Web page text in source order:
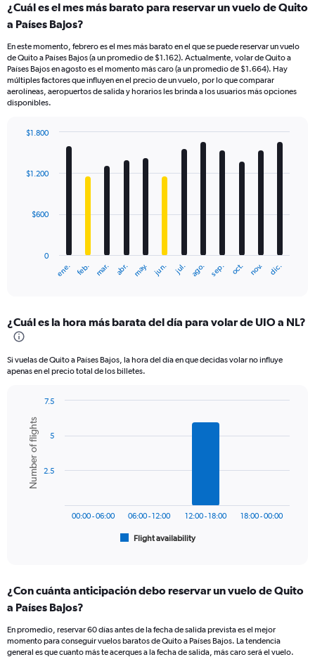
¿Cuál es el mes más barato para reservar un vuelo de Quito
a Países Bajos?
En este momento, febrero es el mes más barato en el que se puede reservar un vuelo
de Quito a Países Bajos (a un promedio de $1.162). Actualmente, volar de Quito a
Países Bajos en agosto es el momento más caro (a un promedio de $1.664). Hay
múltiples factores que influyen en el precio de un vuelo, por lo que comparar
aerolíneas, aeropuertos de salida y horarios les brinda a los usuarios más opciones
disponibles.
with
12
The
Range:
12
The
axis
displaying
values.
Range:
ene. feb. mar. abr. may. jun. jul. ago. sep. oct. nov. dic.
0
$600
$1.200
$1.800
¿Cuál es la hora más barata del día para volar de UIO a NL?
Si vuelas de Quito a Países Bajos, la hora del día en que decidas volar no influye
apenas en el precio total de los billetes.
chart
with
bars.
The
Range:
6
The
chart
Chart
graphic.
Number of flights
Flight availability
00:00 - 06:00 06:00 - 12:00 12:00 - 18:00 18:00 - 00:00
2.5
5
7.5
¿Con cuánta anticipación debo reservar un vuelo de Quito
a Países Bajos?
En promedio, reservar 60 días antes de la fecha de salida prevista es el mejor
momento para conseguir vuelos baratos de Quito a Países Bajos. La tendencia
general es que cuanto más te acerques a la fecha de salida, más caro será el vuelo.